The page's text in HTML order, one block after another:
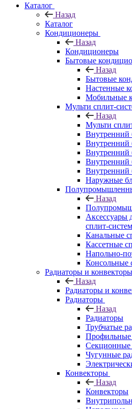
Каталог
Назад
Каталог
Кондиционеры
Назад
Кондиционеры
Бытовые
Назад
Бытовые
Настенные
Мобильные
Мульти сплит-
Назад
Мульти
Внутренний
Внутренний
Внутренний
Внутренний
Внутренний
Наружные
Назад
Аксессуары
сплит-систем
Канальные
Кассетные
Напольно-
Консольные
Радиаторы и конвекторы
Назад
Радиаторы и
Радиаторы
Назад
Радиаторы
Трубчатые
Профильные
Секционные
Чугунные
Конвекторы
Назад
Конвекторы